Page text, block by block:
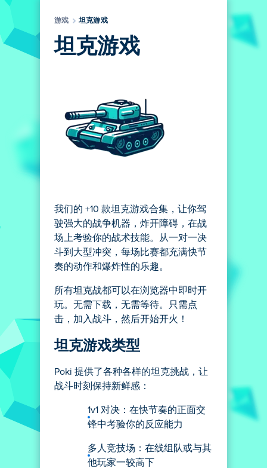
游戏 坦克游戏
坦克游戏
我们的 +10 款坦克游戏合集，让你驾
驶强大的战争机器，炸开障碍，在战
场上考验你的战术技能。从一对一决
斗到大型冲突，每场比赛都充满快节
奏的动作和爆炸性的乐趣。
所有坦克战都可以在浏览器中即时开
玩。无需下载，无需等待。只需点
击，加入战斗，然后开始开火！
坦克游戏类型
Poki 提供了各种各样的坦克挑战，让
战斗时刻保持新鲜感：
1v1 对决：在快节奏的正面交
锋中考验你的反应能力
多人竞技场：在线组队或与其
他玩家一较高下